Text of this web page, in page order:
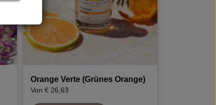
Orange Verte (Grünes Orange)
Von € 26,63